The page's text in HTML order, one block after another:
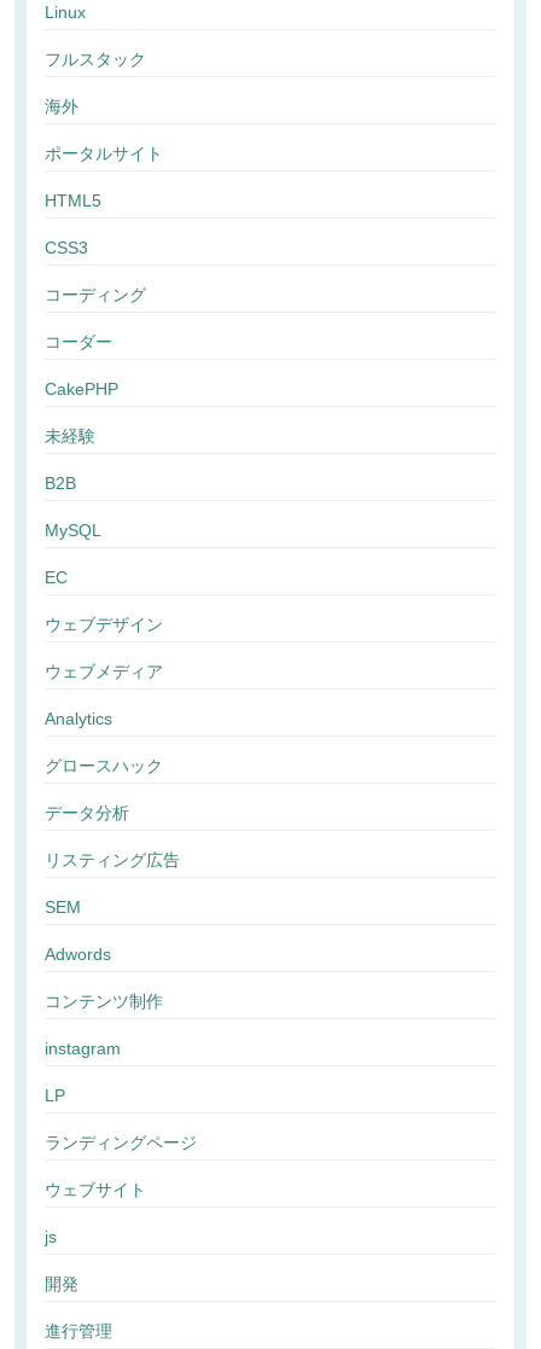
Linux
フルスタック
海外
ポータルサイト
HTML5
CSS3
コーディング
コーダー
CakePHP
未経験
B2B
MySQL
EC
ウェブデザイン
ウェブメディア
Analytics
グロースハック
データ分析
リスティング広告
SEM
Adwords
コンテンツ制作
instagram
LP
ランディングページ
ウェブサイト
js
開発
進行管理